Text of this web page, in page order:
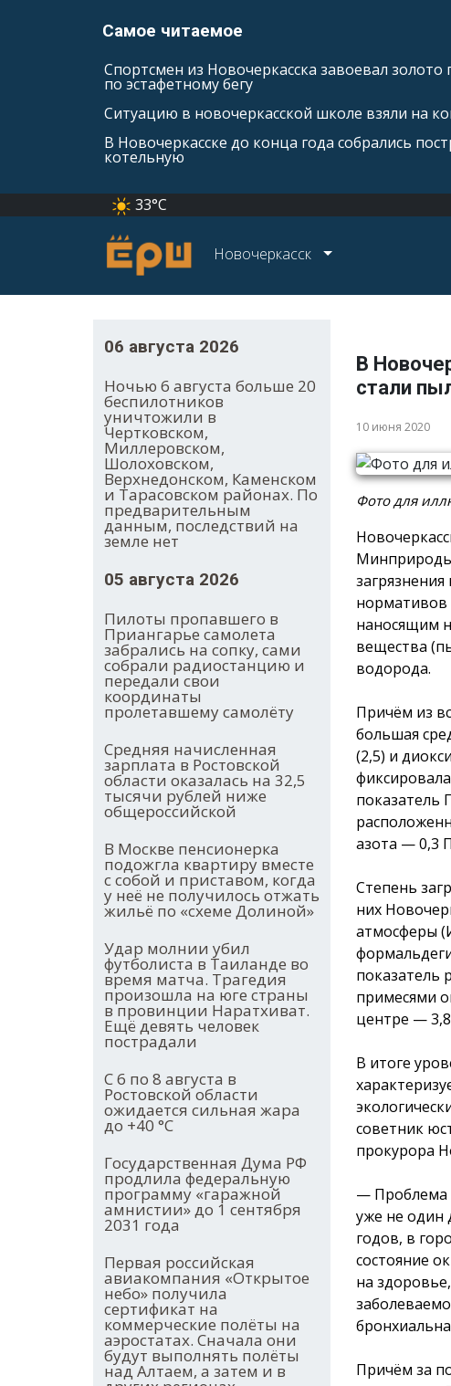
Самое читаемое
Спортсмен из Новочеркасска завоевал золото
по эстафетному бегу
Ситуацию в новочеркасской школе взяли на
В Новочеркасске до конца года собрались
котельную
33°C
Новочеркасск
06 августа 2026
Ночью 6 августа больше 20
беспилотников
уничтожили в
Чертковском,
Миллеровском,
Шолоховском,
Верхнедонском, Каменском
и Тарасовском районах. По
предварительным
данным, последствий на
земле нет
05 августа 2026
Пилоты пропавшего в
Приангарье самолета
забрались на сопку, сами
собрали радиостанцию и
передали свои
координаты
пролетавшему самолёту
Средняя начисленная
зарплата в Ростовской
области оказалась на 32,5
тысячи рублей ниже
общероссийской
В Москве пенсионерка
подожгла квартиру вместе
с собой и приставом, когда
у неё не получилось отжать
жильё по «схеме Долиной»
Удар молнии убил
футболиста в Таиланде во
время матча. Трагедия
произошла на юге страны
в провинции Наратхиват.
Ещё девять человек
пострадали
С 6 по 8 августа в
Ростовской области
ожидается сильная жара
до +40 °С
Государственная Дума РФ
продлила федеральную
программу «гаражной
амнистии» до 1 сентября
2031 года
Первая российская
авиакомпания «Открытое
небо» получила
сертификат на
коммерческие полёты на
аэростатах. Сначала они
будут выполнять полёты
над Алтаем, а затем и в
В
стали
10 июня 2020
Фото для
Минприроды
нормативов
наносящим
вещества
водорода.
Причём из
большая
(2,5) и
показатель
азота — 0,3
Степень
них
атмосферы
показатель
примесями
центре —
В итоге
советник
прокурора
— Проблема
уже не один
годов, в
состояние
на
Причём за